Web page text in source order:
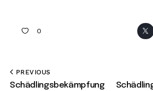
0
PREVIOUS
Schädlingsbekämpfung